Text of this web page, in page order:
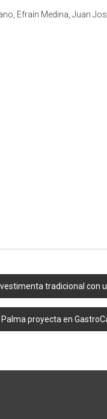
Efraín Medina, Juan
tradicional con
Palma proyecta en